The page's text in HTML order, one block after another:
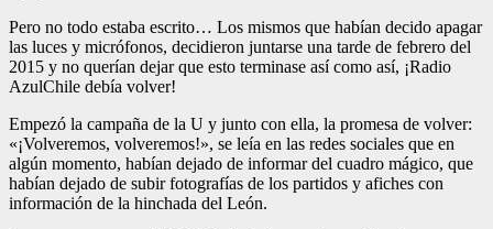
Pero no todo estaba escrito… Los mismos que habían decido apagar
las luces y micrófonos, decidieron juntarse una tarde de febrero del
2015 y no querían dejar que esto terminase así como así, ¡Radio
AzulChile debía volver!
Empezó la campaña de la U y junto con ella, la promesa de volver:
«¡Volveremos, volveremos!», se leía en las redes sociales que en
algún momento, habían dejado de informar del cuadro mágico, que
habían dejado de subir fotografías de los partidos y afiches con
información de la hinchada del León.